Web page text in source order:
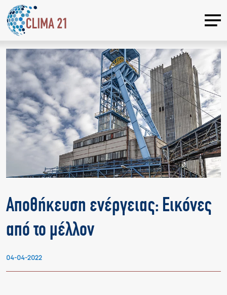
Αποθήκευση ενέργειας: Εικόνες
από το μέλλον
04-04-2022